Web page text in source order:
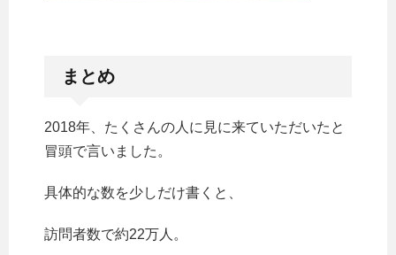
まとめ
2018年、たくさんの人に見に来ていただいたと
冒頭で言いました。
具体的な数を少しだけ書くと、
訪問者数で約22万人。